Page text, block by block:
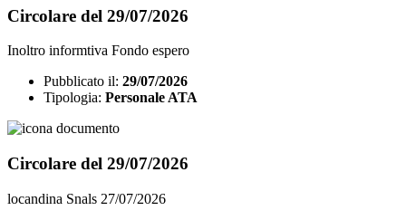
Circolare del 29/07/2026
Inoltro informtiva Fondo espero
Pubblicato il: 29/07/2026
Tipologia: Personale ATA
Circolare del 29/07/2026
locandina Snals 27/07/2026